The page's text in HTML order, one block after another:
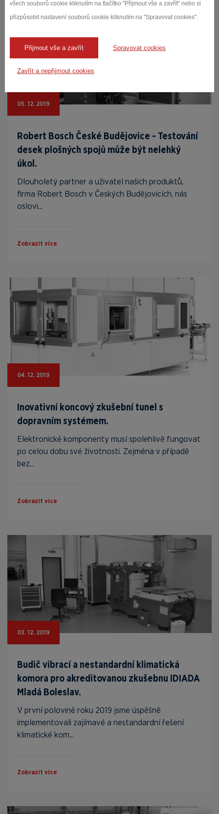
všech souborů cookie kliknutím na tlačítko "Přijmout vše a zavřít" nebo si
přizpůsobit nastavení souborů cookie kliknutím na "Spravovat cookies".
Přijmout vše a zavřít Spravovat cookies
Zavřít a nepřijmout cookies
05. 12. 2019
Robert Bosch České Budějovice - Testování
desek plošných spojů může být nelehký
úkol.
Dlouholetý partner a uživatel našich produktů,
firma Robert Bosch v Českých Budějovicích, nás
oslovi...
Zobrazit více
04. 12. 2019
Inovativní koncový zkušební tunel s
dopravním systémem.
Elektronické komponenty musí spolehlivě fungovat
po celou dobu své životnosti. Zejména v případě
bez...
Zobrazit více
03. 12. 2019
Budič vibrací a nestandardní klimatická
komora pro akreditovanou zkušebnu IDIADA
Mladá Boleslav.
V první polovině roku 2019 jsme úspěšně
implementovali zajímavé a nestandardní řešení
klimatické kom...
Zobrazit více